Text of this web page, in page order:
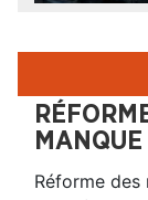
Réforme